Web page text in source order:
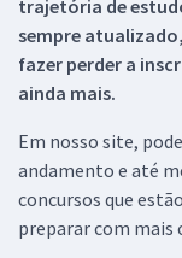
trajetória de
sempre
fazer perder a
ainda mais.
Em nosso site,
andamento e até
concursos que
preparar com mais